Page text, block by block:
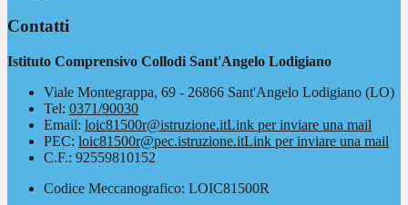
Contatti
Istituto Comprensivo Collodi Sant'Angelo Lodigiano
Viale Montegrappa, 69 - 26866 Sant'Angelo Lodigiano (LO)
Tel: 0371/90030
Email: loic81500r@istruzione.itLink per inviare una mail
PEC: loic81500r@pec.istruzione.itLink per inviare una mail
C.F.: 92559810152
Codice Meccanografico: LOIC81500R